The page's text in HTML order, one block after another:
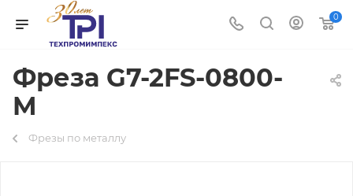
0
Фреза G7-2FS-0800-
M
Фрезы по металлу